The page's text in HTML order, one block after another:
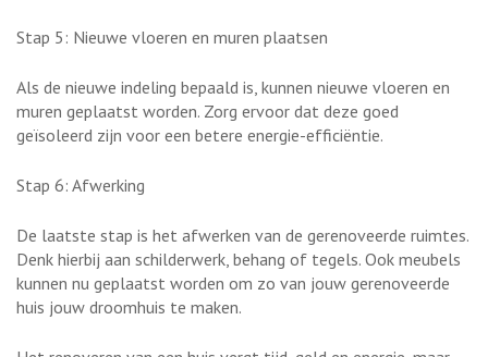
Stap 5: Nieuwe vloeren en muren plaatsen
Als de nieuwe indeling bepaald is, kunnen nieuwe vloeren en
muren geplaatst worden. Zorg ervoor dat deze goed
geïsoleerd zijn voor een betere energie-efficiëntie.
Stap 6: Afwerking
De laatste stap is het afwerken van de gerenoveerde ruimtes.
Denk hierbij aan schilderwerk, behang of tegels. Ook meubels
kunnen nu geplaatst worden om zo van jouw gerenoveerde
huis jouw droomhuis te maken.